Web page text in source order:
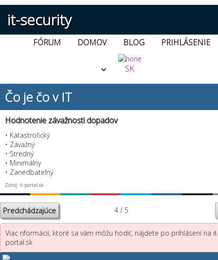
it-security
FÓRUM DOMOV BLOG PRIHLÁSENIE
SK
Čo je čo v IT
Hodnotenie závažnosti dopadov
• Katastrofický
• Závažný
• Stredný
• Minimálny
• Zanedbateľný
Zdroj: it-portal.sk
Predchádzajúce 4 / 5
Viac nformácií, ktoré sa vám môžu hodiť, nájdete po prihlásení na
portal.sk